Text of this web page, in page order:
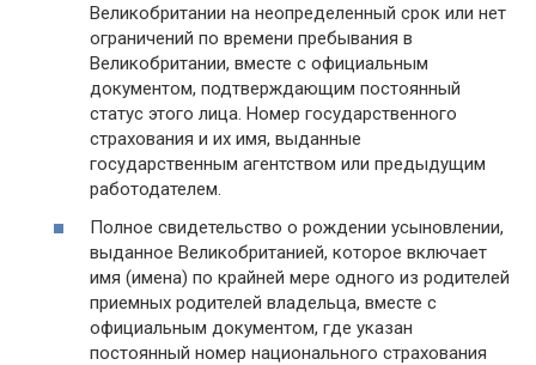
Великобритании на неопределенный срок или нет
ограничений по времени пребывания в
Великобритании, вместе с официальным
документом, подтверждающим постоянный
статус этого лица. Номер государственного
страхования и их имя, выданные
государственным агентством или предыдущим
работодателем.
Полное свидетельство о рождении усыновлении,
выданное Великобританией, которое включает
имя (имена) по крайней мере одного из родителей
приемных родителей владельца, вместе с
официальным документом, где указан
постоянный номер национального страхования